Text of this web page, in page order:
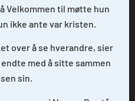
Velkommen til møtte hun
ikke ante var kristen.
over å se hverandre, sier
med å sitte sammen
sin.